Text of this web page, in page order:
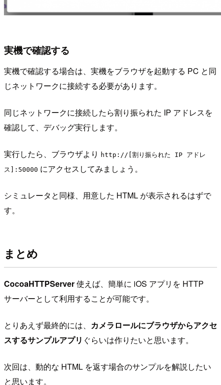
実機で確認する
実機で確認する場合は、実機をブラウザを起動する PC と同
じネットワークに接続する必要があります。
同じネットワークに接続したら割り振られた IP アドレスを
確認して、デバッグ実行します。
実行したら、ブラウザより
http://[割り振られた IP アドレ
ス]:50000 にアクセスしてみましょう。
シミュレータと同様、用意した HTML が表示されるはずで
す。
まとめ
CocoaHTTPServer使えば、簡単に iOS アプリを HTTP
サーバーとして利用することが可能です。
とりあえず最終的には、 カメラロールにブラウザからアクセ
スするサンプルアプリ ぐらいは作りたいと思います。
次回は、動的な HTML を返す場合のサンプルを解説したい
と思います。